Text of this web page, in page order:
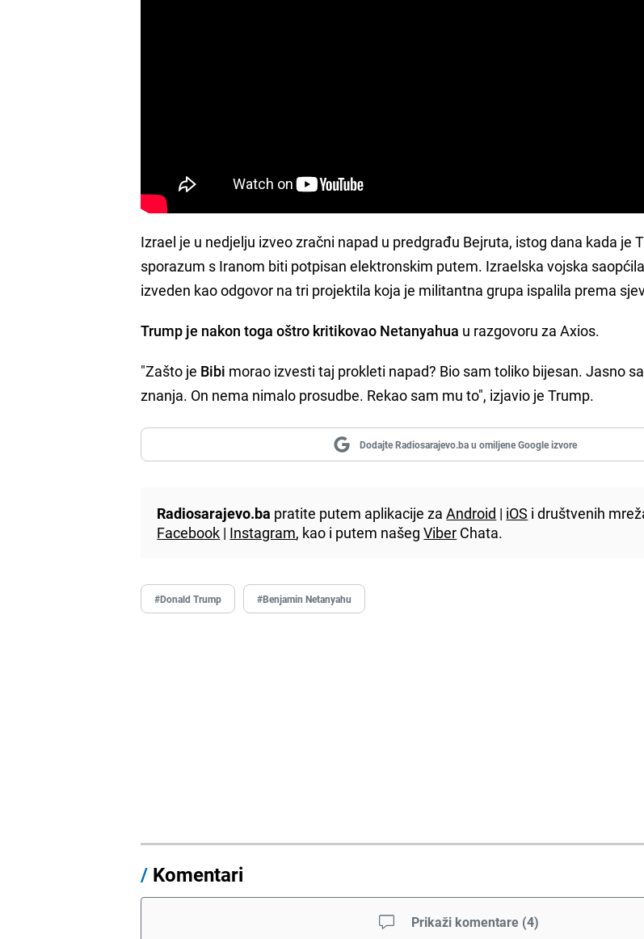
Izrael je u nedjelju izveo zračni napad u predgrađu Bejruta, istog dana kada je
sporazum s Iranom biti potpisan elektronskim putem. Izraelska vojska
izveden kao odgovor na tri projektila koja je militantna grupa ispalila prema
Trump je nakon toga oštro kritikovao Netanyahua u razgovoru za Axios.
"Zašto je Bibi morao izvesti taj prokleti napad? Bio sam toliko bijesan. Jasno
znanja. On nema nimalo prosudbe. Rekao sam mu to", izjavio je Trump.
Dodajte Radiosarajevo.ba u omiljene Google izvore
Radiosarajevo.ba pratite putem aplikacije zaAndroid | iOS i društvenih
Facebook | Instagram, kao i putem našegViber Chata.
#Donald Trump #Benjamin Netanyahu
/ Komentari
Prikaži komentare (4)